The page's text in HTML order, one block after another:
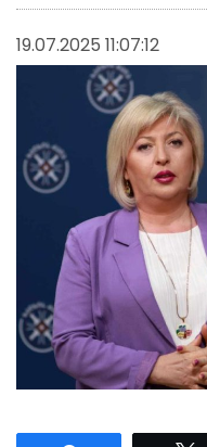
19.07.2025 11:07:12